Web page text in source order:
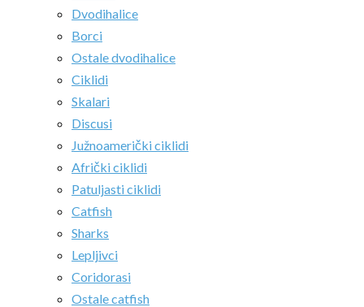
Dvodihalice
Borci
Ostale dvodihalice
Ciklidi
Skalari
Discusi
Južnoamerički ciklidi
Afrički ciklidi
Patuljasti ciklidi
Catfish
Sharks
Lepljivci
Coridorasi
Ostale catfish